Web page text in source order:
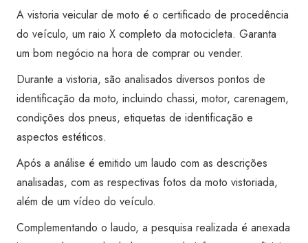
e
Laudo
de
Transferência)
-
Super
Visão
Vila
Leopoldina
quantidade
A vistoria veicular de moto é o certificado de procedência
do veículo, um raio X completo da motocicleta. Garanta
um bom negócio na hora de comprar ou vender.
Durante a vistoria, são analisados diversos pontos de
identificação da moto, incluindo chassi, motor, carenagem,
condições dos pneus, etiquetas de identificação e
aspectos estéticos.
Após a análise é emitido um laudo com as descrições
analisadas, com as respectivas fotos da moto vistoriada,
além de um vídeo do veículo.
Complementando o laudo, a pesquisa realizada é anexada